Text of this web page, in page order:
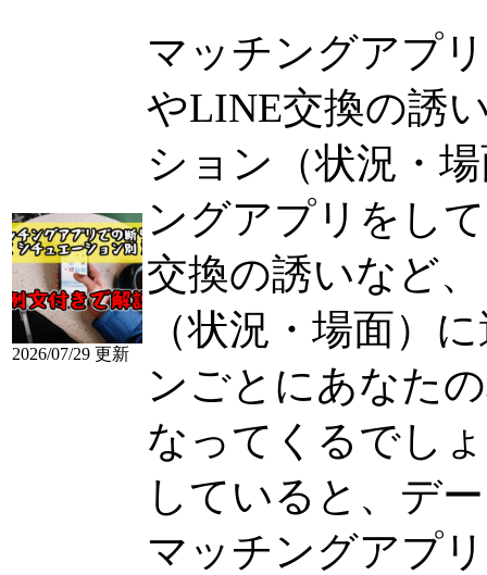
2026/07/29 更新
マッチングアプ
やLINE交換の誘
ション（状況・
ングアプリをし
交換の誘いなど
（状況・場面）
ンごとにあなた
なってくるでし
していると、デ
マッチングアプ